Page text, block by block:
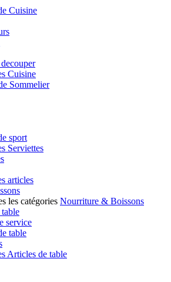
Cuisine
Cuisine
Sommelier
sport
Serviettes
articles
les catégories Nourriture & Boissons
service
table
Articles de table